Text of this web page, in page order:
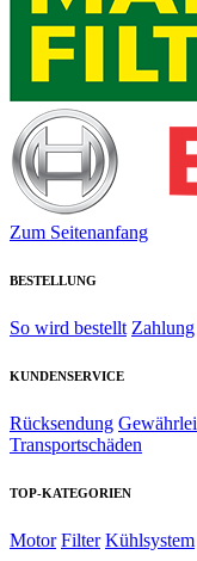
Zum Seitenanfang
BESTELLUNG
So wird bestellt Zahlung
KUNDENSERVICE
Rücksendung
Transportschäden
TOP-KATEGORIEN
Motor Filter Kühlsystem